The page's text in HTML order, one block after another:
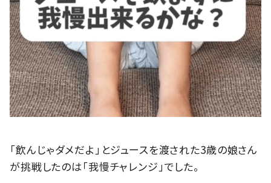
「飲んじゃダメだよ」とジュースを渡された3歳の娘さん
が挑戦したのは「我慢チャレンジ」でした。